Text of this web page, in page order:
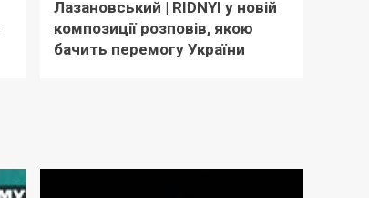
Лазановський | RIDNYI у новій
композиції розповів, якою
бачить перемогу України